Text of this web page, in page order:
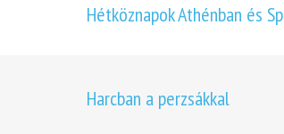
Hétköznapok Athénban és
Harcban a perzsákkal